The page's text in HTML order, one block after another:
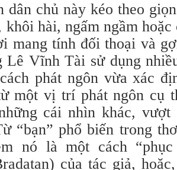
dân chủ này kéo theo
khôi hài, ngấm ngầm
mang tính đối thoại và
Lê Vĩnh Tài sử dụng
phát ngôn vừa xác
một vị trí phát ngôn cụ
cái nhìn khác,
“bạn” phổ biến trong
nó là một cách
của tác giả,